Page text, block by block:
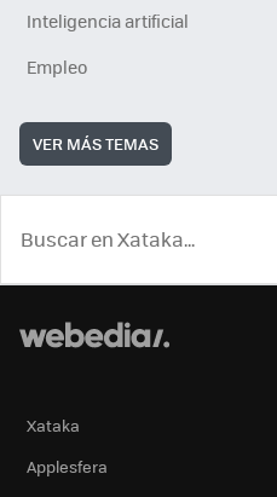
Inteligencia artificial
Empleo
VER MÁS TEMAS
Xataka
Applesfera